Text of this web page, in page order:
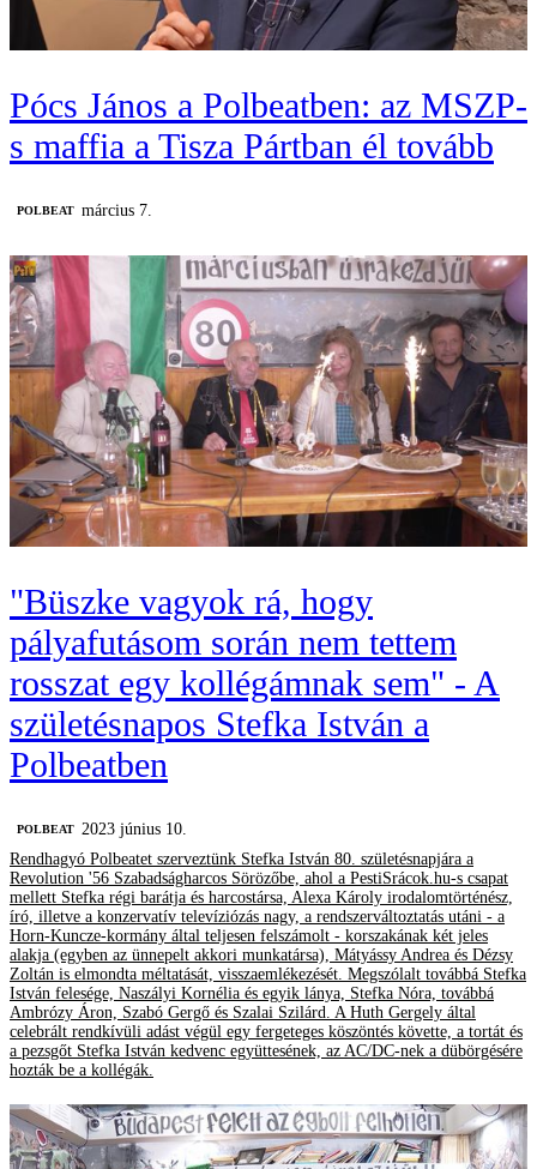
Pócs János a Polbeatben: az MSZP-
s maffia a Tisza Pártban él tovább
‎POLBEAT március 7.
"Büszke vagyok rá, hogy
pályafutásom során nem tettem
rosszat egy kollégámnak sem" - A
születésnapos Stefka István a
Polbeatben
‎POLBEAT
2023 június 10.
Rendhagyó Polbeatet szerveztünk Stefka István 80. születésnapjára a
Revolution '56 Szabadságharcos Sörözőbe, ahol a PestiSrácok.hu-s csapat
mellett Stefka régi barátja és harcostársa, Alexa Károly irodalomtörténész,
író, illetve a konzervatív televíziózás nagy, a rendszerváltoztatás utáni - a
Horn-Kuncze-kormány által teljesen felszámolt - korszakának két jeles
alakja (egyben az ünnepelt akkori munkatársa), Mátyássy Andrea és Dézsy
Zoltán is elmondta méltatását, visszaemlékezését. Megszólalt továbbá Stefka
István felesége, Naszályi Kornélia és egyik lánya, Stefka Nóra, továbbá
Ambrózy Áron, Szabó Gergő és Szalai Szilárd. A Huth Gergely által
celebrált rendkívüli adást végül egy fergeteges köszöntés követte, a tortát és
a pezsgőt Stefka István kedvenc együttesének, az AC/DC-nek a dübörgésére
hozták be a kollégák.